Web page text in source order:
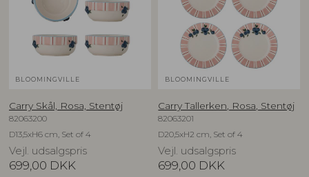
BLOOMINGVILLE
Carry Skål, Rosa, Stentøj
82063200
D13,5xH6 cm, Set of 4
Vejl. udsalgspris
699,00 DKK
BLOOMINGVILLE
Carry Tallerken, Rosa, Stentøj
82063201
D20,5xH2 cm, Set of 4
Vejl. udsalgspris
699,00 DKK